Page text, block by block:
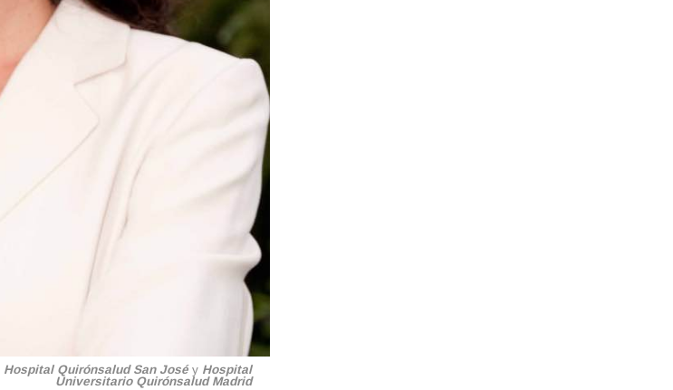
Hospital Quirónsalud San José y Hospital
Universitario Quirónsalud Madrid